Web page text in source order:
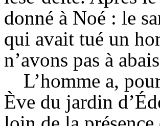
donné à Noé : le
qui avait tué un
n’avons pas à
L’homme a,
Ève du jardin